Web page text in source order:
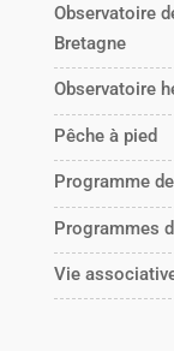
Observatoire
Bretagne
Observatoire
Pêche à pied
Programme
Programmes
Vie